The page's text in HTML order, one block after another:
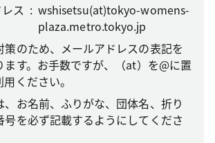
ス
wshisetsu(at)tokyo-womens-
plaza.metro.tokyo.jp
策のため、メールアドレスの表記を
ます。お手数ですが、（at）を@に置
ください。
、お名前、ふりがな、団体名、折り
号を必ず記載するようにしてくださ